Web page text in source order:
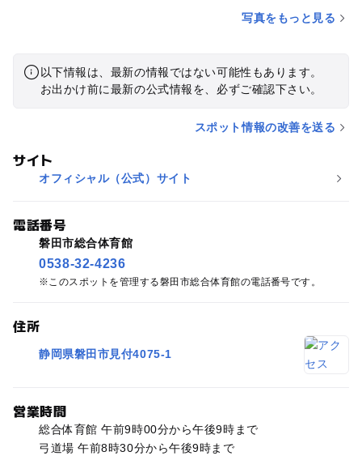
写真をもっと見る
以下情報は、最新の情報ではない可能性もあります。
お出かけ前に最新の公式情報を、必ずご確認下さい。
スポット情報の改善を送る
サイト
オフィシャル（公式）サイト
電話番号
磐田市総合体育館
0538-32-4236
このスポットを管理する磐田市総合体育館の電話番号です。
住所
静岡県磐田市見付4075-1
営業時間
総合体育館 午前9時00分から午後9時まで
弓道場 午前8時30分から午後9時まで